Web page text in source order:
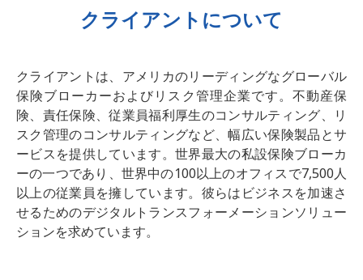
クライアントについて
クライアントは、アメリカのリーディングなグローバル
保険ブローカーおよびリスク管理企業です。不動産保
険、責任保険、従業員福利厚生のコンサルティング、リ
スク管理のコンサルティングなど、幅広い保険製品とサ
ービスを提供しています。世界最大の私設保険ブローカ
ーの一つであり、世界中の100以上のオフィスで7,500人
以上の従業員を擁しています。彼らはビジネスを加速さ
せるためのデジタルトランスフォーメーションソリュー
ションを求めています。